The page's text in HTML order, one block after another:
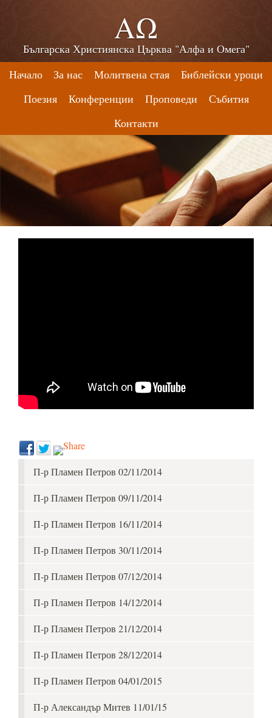
ΑΩ
Българска Християнска Църква "Алфа и Омега"
Начало
За нас Молитвена стая
Библейски уроци
Поезия
Конференции Проповеди
Събития
Контакти
П-р Пламен Петров 02/11/2014
П-р Пламен Петров 09/11/2014
П-р Пламен Петров 16/11/2014
П-р Пламен Петров 30/11/2014
П-р Пламен Петров 07/12/2014
П-р Пламен Петров 14/12/2014
П-р Пламен Петров 21/12/2014
П-р Пламен Петров 28/12/2014
П-р Пламен Петров 04/01/2015
П-р Александър Митев 11/01/15